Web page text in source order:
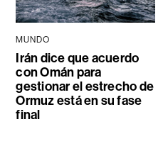
MUNDO
Irán dice que acuerdo
con Omán para
gestionar el estrecho de
Ormuz está en su fase
final